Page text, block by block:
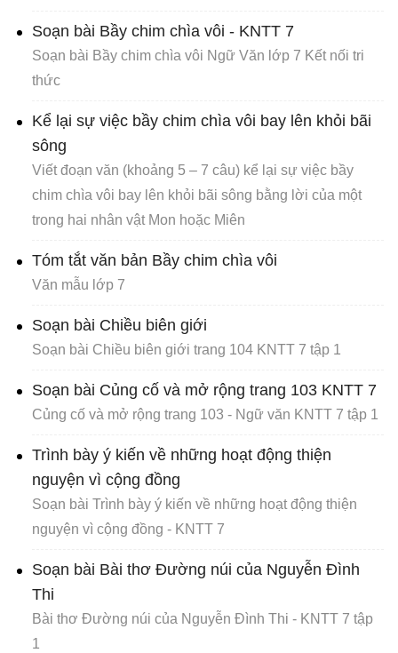
Soạn bài Bầy chim chìa vôi - KNTT 7
Soạn bài Bầy chim chìa vôi Ngữ Văn lớp 7 Kết nối tri
thức
Kể lại sự việc bầy chim chìa vôi bay lên khỏi bãi
sông
Viết đoạn văn (khoảng 5 – 7 câu) kể lại sự việc bầy
chim chìa vôi bay lên khỏi bãi sông bằng lời của một
trong hai nhân vật Mon hoặc Miên
Tóm tắt văn bản Bầy chim chìa vôi
Văn mẫu lớp 7
Soạn bài Chiều biên giới
Soạn bài Chiều biên giới trang 104 KNTT 7 tập 1
Soạn bài Củng cố và mở rộng trang 103 KNTT 7
Củng cố và mở rộng trang 103 - Ngữ văn KNTT 7 tập 1
Trình bày ý kiến về những hoạt động thiện
nguyện vì cộng đồng
Soạn bài Trình bày ý kiến về những hoạt động thiện
nguyện vì cộng đồng - KNTT 7
Soạn bài Bài thơ Đường núi của Nguyễn Đình
Thi
Bài thơ Đường núi của Nguyễn Đình Thi - KNTT 7 tập
1